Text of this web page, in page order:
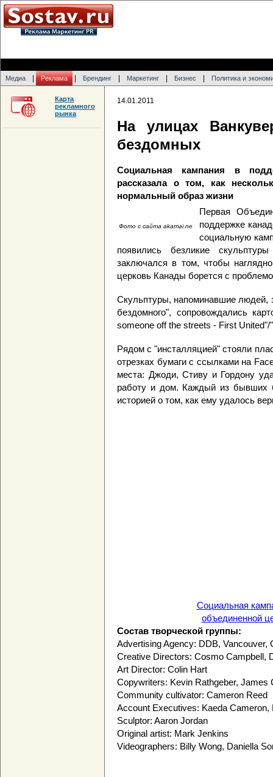
Медиа Реклама Брендинг Маркетинг Бизнес Политика и
14.01.2011
На улицах
бездомных
Социальная кампания в
рассказала о том, как
нормальный образ жизни
Фото с сайта akamai.ne
Первая
поддержке
социальную
появились безликие
заключался в том, чтобы
церковь Канады борется с
Скульптуры, напоминавшие людей,
бездомного", сопровождались
someone off the streets - First
Рядом с "инсталляцией" стояли
отрезках бумаги с ссылками на
места: Джоди, Стиву и Гордону
работу и дом. Каждый из бывших
историей о том, как ему удалось
Социальная
объединенной
Состав творческой группы:
Advertising Agency: DDB, Vancouver,
Creative Directors: Cosmo Campbell,
Art Director: Colin Hart
Copywriters: Kevin Rathgeber, James
Community cultivator: Cameron Reed
Account Executives: Kaeda Cameron,
Sculptor: Aaron Jordan
Original artist: Mark Jenkins
Videographers: Billy Wong, Daniella
Карта
рекламного
рынка